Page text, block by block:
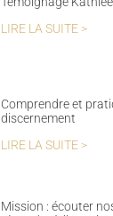
LIRE LA SUITE >
Comprendre et
discernement
LIRE LA SUITE >
Mission : écouter